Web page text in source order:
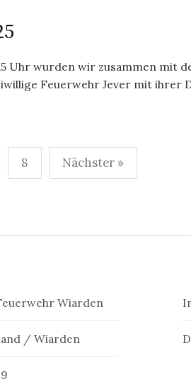
Uhr wurden wir zusammen mit
Feuerwehr Jever mit ihrer
8 Nächster »
Wiarden
/ Wiarden